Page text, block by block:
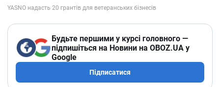
Будьте першими у курсі головного —
підпишіться на Новини на OBOZ.UA у
Google
Підписатися